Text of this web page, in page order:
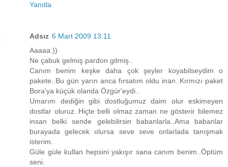
Yanıtla
Adsız 6 Mart 2009 13:11
Aaaaa:))
Ne çabuk gelmiş pardon gitmiş..
Canım benim keşke daha çok şeyler koyabilseydim o
pakete..Bu gün yarın anca fırsatım oldu inan..Kırmızı paket
Bora'ya küçük olanda Özgür'eydi..
Umarım dediğin gibi dostluğumuz daim olur eskimeyen
dostlar oluruz..Hiçte belli olmaz zaman ne gösterir bilemez
insan belki sende gelebilirsin babanlarla..Ama babanlar
burayada gelecek olursa seve seve onlarlada tanışmak
isterim.
Güle güle kullan hepsini yakışır sana canım benim..Öptüm
seni.